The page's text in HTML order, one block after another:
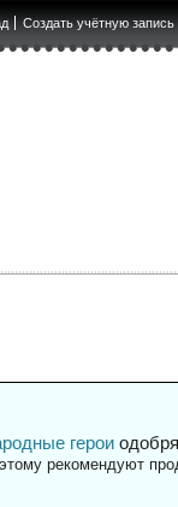
Создать учётную запись
герои
рекомендуют